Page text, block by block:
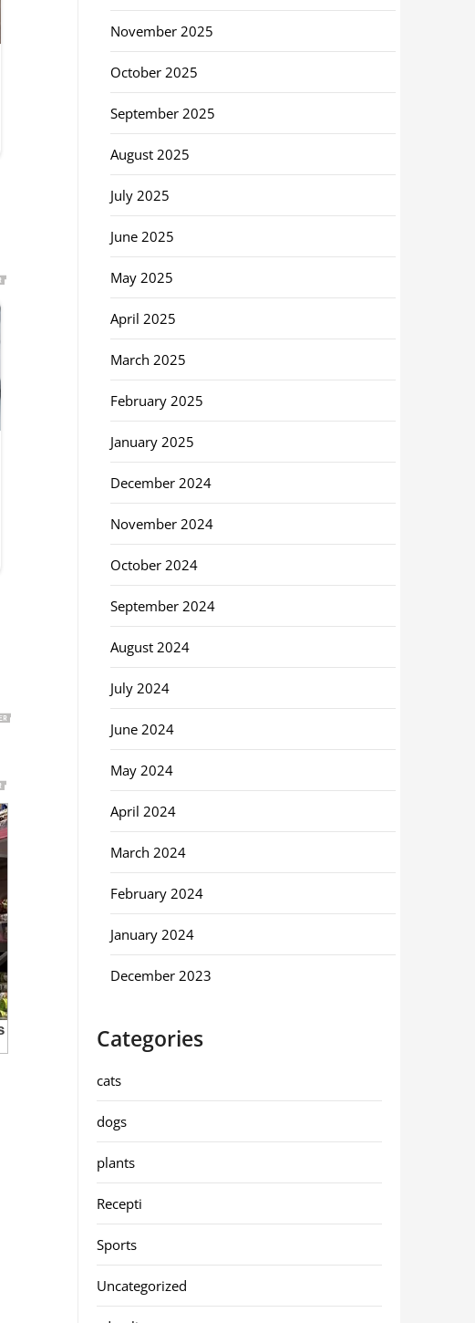
November 2025
October 2025
September 2025
August 2025
July 2025
June 2025
May 2025
April 2025
March 2025
February 2025
January 2025
December 2024
November 2024
October 2024
September 2024
August 2024
July 2024
June 2024
May 2024
April 2024
March 2024
February 2024
January 2024
December 2023
Categories
cats
dogs
plants
Recepti
Sports
Uncategorized